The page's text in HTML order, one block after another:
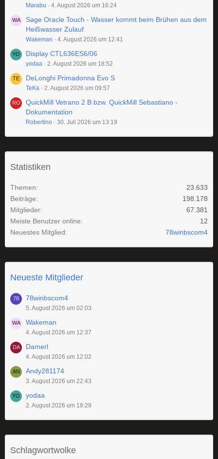
Marabu 4. August 2026 um 16:24
Sage Oracle Touch - Wasser kommt beim Brühen aus dem
Heißwasser Zulauf
Wakeman 4. August 2026 um 12:41
Display CTL636ES6/06
yodaa 2. August 2026 um 18:52
DeLonghi Primadonna Evo S
TeKa 2. August 2026 um 09:57
QuickMill Vetrano 2 B bzw. QuickMill Sebastiano -
Dokumentation
Robertino 30. Juli 2026 um 13:19
Statistiken
Themen
23.633
Beiträge
198.178
Mitglieder
67.381
Meiste Benutzer online
12
Neuestes Mitglied
78winbscom4
Neueste Mitglieder
78winbscom4
5. August 2026 um 02:03
Wakeman
4. August 2026 um 12:37
Damerl
4. August 2026 um 12:02
Andy281174
3. August 2026 um 22:43
yodaa
2. August 2026 um 18:29
Schlagwortwolke